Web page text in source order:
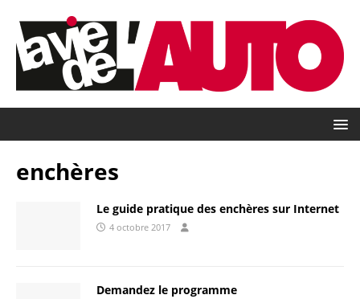
enchères
Le guide pratique des enchères sur Internet
4 octobre 2017
Demandez le programme